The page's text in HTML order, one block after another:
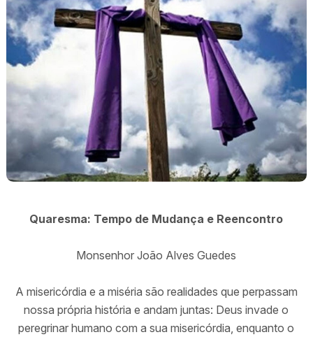
Quaresma: Tempo de Mudança e Reencontro
Monsenhor João Alves Guedes
A misericórdia e a miséria são realidades que perpassam
nossa própria história e andam juntas: Deus invade o
peregrinar humano com a sua misericórdia, enquanto o